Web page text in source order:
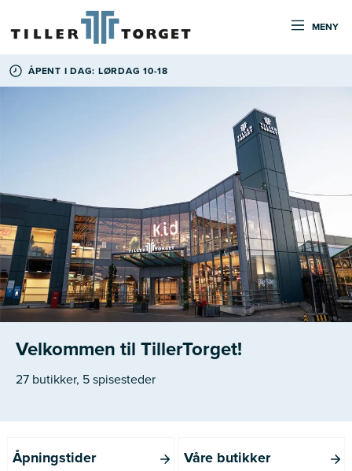
MENY
ÅPENT I DAG: LØRDAG 10-18
Velkommen til TillerTorget!
27 butikker, 5 spisesteder
Åpningstider Våre butikker